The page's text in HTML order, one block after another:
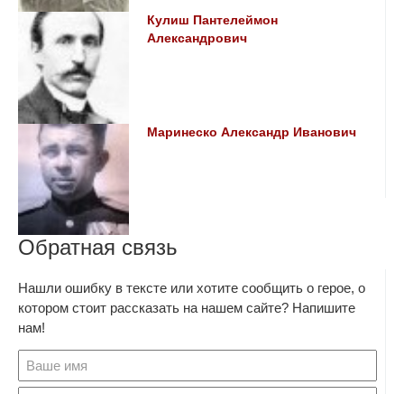
Кулиш Пантелеймон
Александрович
Маринеско Александр Иванович
Обратная связь
Нашли ошибку в тексте или хотите сообщить о герое, о
котором стоит рассказать на нашем сайте? Напишите
нам!